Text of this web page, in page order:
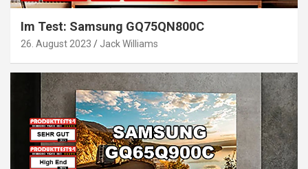
Im Test: Samsung GQ75QN800C
26. August 2023 Jack Williams